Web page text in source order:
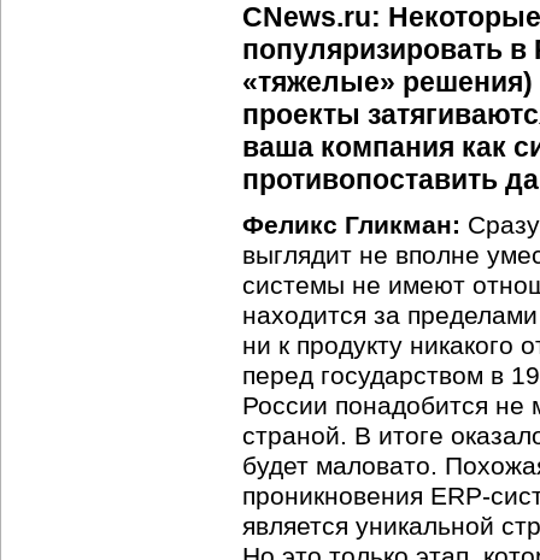
CNews.ru:
популяризировать
«тяжелые» решения)
проекты
ваша компания как
противопоставить
Феликс Гликман:
выглядит не вполне
системы не имеют
находится за
ни к продукту никакого
перед государством в
России понадобится не
страной. В итоге
будет маловато.
проникновения ERP-
является уникальной